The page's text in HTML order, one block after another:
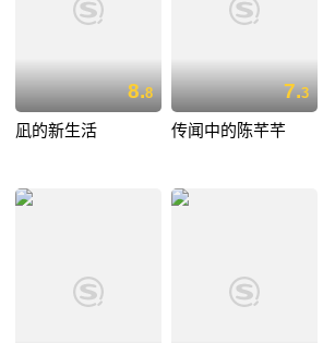
8.8
凪的新生活
7.3
传闻中的陈芊芊